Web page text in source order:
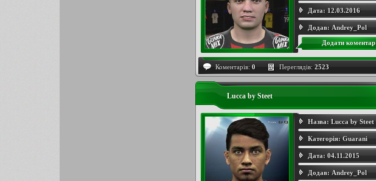
Дата: 12.03.2016
Додав: Andrey_Pol
Додати коментар
Коментарів: 0 Переглядів: 2523
Lucca by Steet
Назва: Lucca by Steet
Категорія: Guarani
Дата: 04.11.2015
Додав: Andrey_Pol